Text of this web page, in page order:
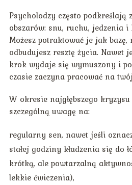
Psycholodzy często podkreślają
obszarów: snu, ruchu, jedzenia
Możesz potraktować je jak
odbudujesz resztę życia. Nawet
krok wydaje się wymuszony i
czasie zaczyna pracować na
W okresie najgłębszego
szczególną uwagę na:
regularny sen, nawet jeśli
stałej godziny kładzenia się do
krótką, ale powtarzalną
lekkie ćwiczenia),